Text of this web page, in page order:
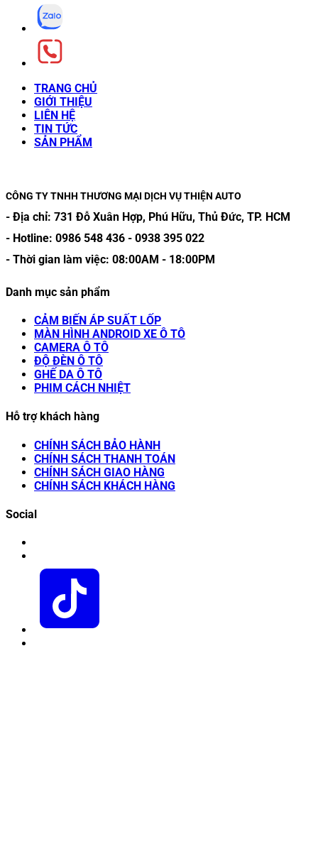
TRANG CHỦ
GIỚI THIỆU
LIÊN HỆ
TIN TỨC
SẢN PHẨM
CÔNG TY TNHH THƯƠNG MẠI DỊCH VỤ THIỆN AUTO
- Địa chỉ: 731 Đỗ Xuân Hợp, Phú Hữu, Thủ Đức, TP. HCM
- Hotline: 0986 548 436 - 0938 395 022
- Thời gian làm việc: 08:00AM - 18:00PM
Danh mục sản phẩm
CẢM BIẾN ÁP SUẤT LỐP
MÀN HÌNH ANDROID XE Ô TÔ
CAMERA Ô TÔ
ĐỘ ĐÈN Ô TÔ
GHẾ DA Ô TÔ
PHIM CÁCH NHIỆT
Hỗ trợ khách hàng
CHÍNH SÁCH BẢO HÀNH
CHÍNH SÁCH THANH TOÁN
CHÍNH SÁCH GIAO HÀNG
CHÍNH SÁCH KHÁCH HÀNG
Social